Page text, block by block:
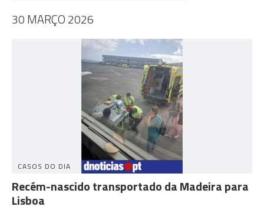
30 MARÇO 2026
CASOS DO DIA
Recém-nascido transportado da Madeira para
Lisboa